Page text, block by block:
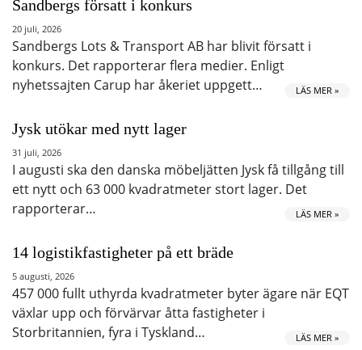
Sandbergs försatt i konkurs
20 juli, 2026
Sandbergs Lots & Transport AB har blivit försatt i
konkurs. Det rapporterar flera medier. Enligt
nyhetssajten Carup har åkeriet uppgett…
LÄS MER »
Jysk utökar med nytt lager
31 juli, 2026
I augusti ska den danska möbeljätten Jysk få tillgång till
ett nytt och 63 000 kvadratmeter stort lager. Det
rapporterar…
LÄS MER »
14 logistikfastigheter på ett bräde
5 augusti, 2026
457 000 fullt uthyrda kvadratmeter byter ägare när EQT
växlar upp och förvärvar åtta fastigheter i
Storbritannien, fyra i Tyskland…
LÄS MER »